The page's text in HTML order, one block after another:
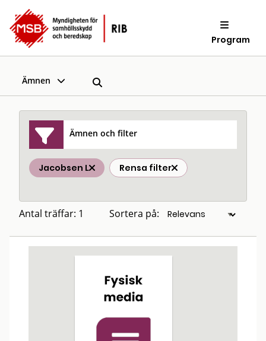
Program
Ämnen
Ämnen och filter
Jacobsen L Rensa filter
Antal träffar: 1 Sortera på: